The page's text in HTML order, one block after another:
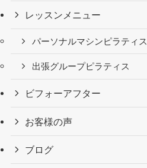
レッスンメニュー
パーソナルマシンピラティス
出張グループピラティス
ビフォーアフター
お客様の声
ブログ